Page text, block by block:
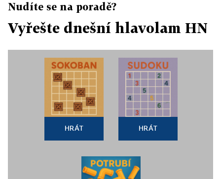
Nudíte se na poradě?
Vyřešte dnešní hlavolam HN
HRÁT HRÁT